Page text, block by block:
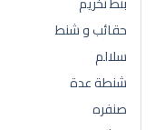
حقائب و شنط
سلالم
شنطة عدة
صنفره